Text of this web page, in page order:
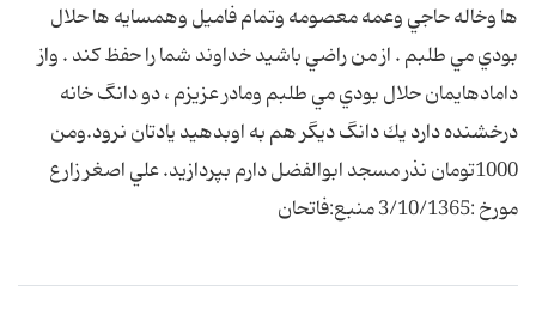
ها وخاله حاجي وعمه معصومه وتمام فاميل وهمسايه ها حلال
بودي مي طلبم . از من راضي باشيد خداوند شما را حفظ كند . واز
دامادهايمان حلال بودي مي طلبم ومادر عزيزم ، دو دانگ خانه
درخشنده دارد يك دانگ ديگر هم به اوبدهيد يادتان نرود.ومن
1000تومان نذر مسجد ابوالفضل دارم بپردازيد. علي اصغر زارع
مورخ :3/10/1365 منبع:فاتحان